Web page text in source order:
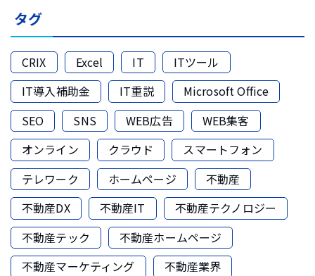
タグ
CRIX Excel IT
ITツール
IT導入補助金
IT重説
Microsoft Office
SEO
SNS WEB広告
WEB集客
オンライン
クラウド
スマートフォン
テレワーク
ホームページ
不動産
不動産DX
不動産IT
不動産テクノロジー
不動産テック
不動産ホームページ
不動産マーケティング
不動産業界